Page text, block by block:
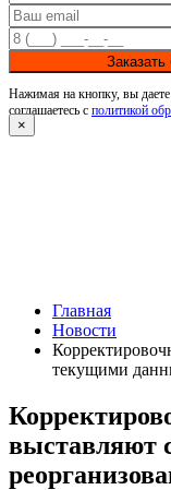
Заказать
Нажимая на кнопку, вы даете
соглашаетесь с политикой
×
Главная
Новости
текущими
выставляют